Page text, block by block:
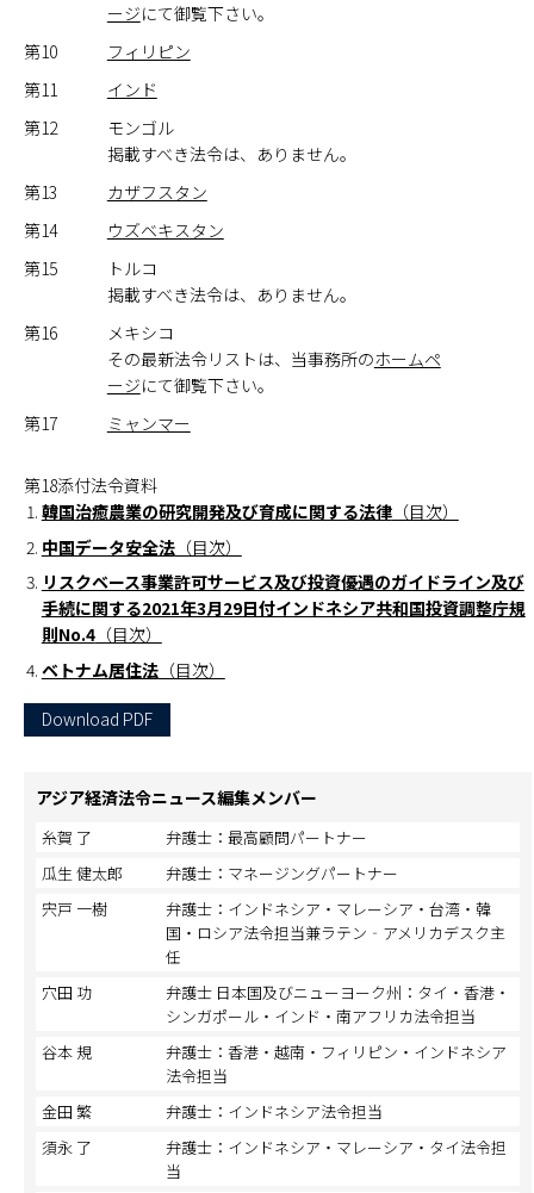
ージにて御覧下さい。
第10
フィリピン
第11
インド
第12
モンゴル
掲載すべき法令は、ありません。
第13
カザフスタン
第14
ウズベキスタン
第15
トルコ
掲載すべき法令は、ありません。
第16
メキシコ
その最新法令リストは、当事務所のホームペ
ージにて御覧下さい。
第17
ミャンマー
第18添付法令資料
韓国治癒農業の研究開発及び育成に関する法律（目次）
中国データ安全法（目次）
リスクベース事業許可サービス及び投資優遇のガイドライン及び
手続に関する2021年3月29日付インドネシア共和国投資調整庁規
則No.4（目次）
ベトナム居住法（目次）
Download PDF
アジア経済法令ニュース編集メンバー
糸賀 了
弁護士：最高顧問パートナー
瓜生 健太郎
弁護士：マネージングパートナー
宍戸 一樹
弁護士：インドネシア・マレーシア・台湾・韓
国・ロシア法令担当兼ラテン‐アメリカデスク主
任
穴田 功
弁護士 日本国及びニューヨーク州：タイ・香港・
シンガポール・インド・南アフリカ法令担当
谷本 規
弁護士：香港・越南・フィリピン・インドネシア
法令担当
金田 繁
弁護士：インドネシア法令担当
須永 了
弁護士：インドネシア・マレーシア・タイ法令担
当